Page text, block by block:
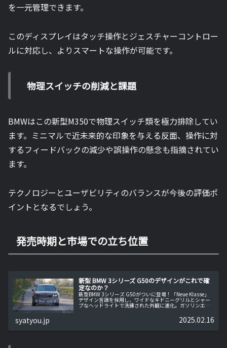
を一元管理できます。
このディスプレイはタッチ操作とジェスチャーコントロー
ルに対応し、よりスマートな操作が可能です。
物理スイッチの削減と課題
BMWはこの新型M350で物理スイッチ類を極力排除してい
ます。ミニマルで近未来的な印象を与える反面、操作に対
するフィードバックの減少や誤操作の懸念も指摘されてい
ます。
テクノロジーとユーザビリティのバランスが今後の評価ポ
イントとなるでしょう。
発売時期と市場での立ち位置
新型 BMW 3シリーズ G50のデザインがこれで確
定なのか？
新型BMW 3シリーズ G50がついに登場！「Neue Klasse」
デザイン言語を採用し、ワイドなキドニーグリルとシャー
プなヘッドライトで洗練された外観に進化。ガソリンエン
デザインと技術の全貌を詳しく解説します。BMW 3シリー
syatyou.jp 2025.02.16